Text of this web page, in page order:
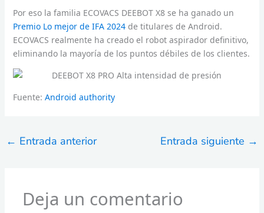
Por eso la familia ECOVACS DEEBOT X8 se ha ganado un
Premio Lo mejor de IFA 2024de titulares de Android.
ECOVACS realmente ha creado el robot aspirador definitivo,
eliminando la mayoría de los puntos débiles de los clientes.
Fuente: Android authority
← Entrada anterior Entrada siguiente →
Deja un comentario